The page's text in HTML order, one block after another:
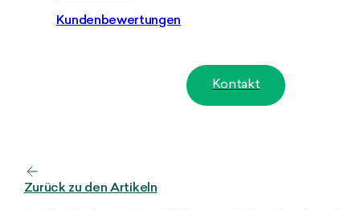
Kundenbewertungen
Kontakt
Zurück zu den Artikeln